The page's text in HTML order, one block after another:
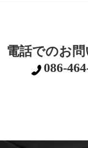
電話でのお
086-